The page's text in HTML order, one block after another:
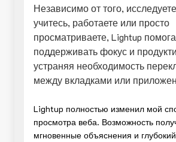
Независимо от того,
учитесь, работаете или просто
просматриваете, Lightup
поддерживать фокус и
устраняя необходимость
между вкладками или
Lightup полностью изменил мой
просмотра веба. Возможность
мгновенные объяснения и